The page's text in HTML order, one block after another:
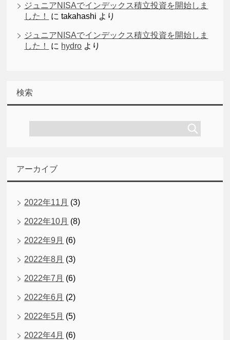
ジュニアNISAでインデックス積立投資を開始しま
した！
にtakahashi より
ジュニアNISAでインデックス積立投資を開始しま
した！
に hydro より
検索
アーカイブ
2022年11月 (3)
2022年10月 (8)
2022年9月 (6)
2022年8月 (3)
2022年7月 (6)
2022年6月 (2)
2022年5月 (5)
2022年4月 (6)